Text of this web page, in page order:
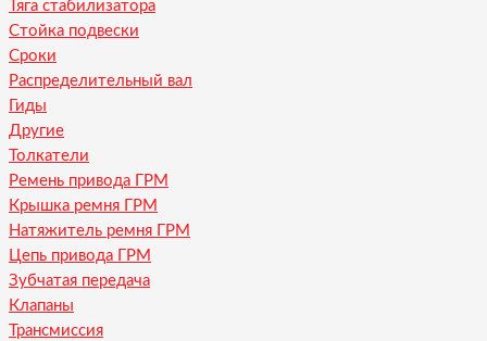
Тяга стабилизатора
Стойка подвески
Сроки
Распределительный вал
Гиды
Другие
Толкатели
Ремень привода ГРМ
Крышка ремня ГРМ
Натяжитель ремня ГРМ
Цепь привода ГРМ
Зубчатая передача
Клапаны
Трансмиссия